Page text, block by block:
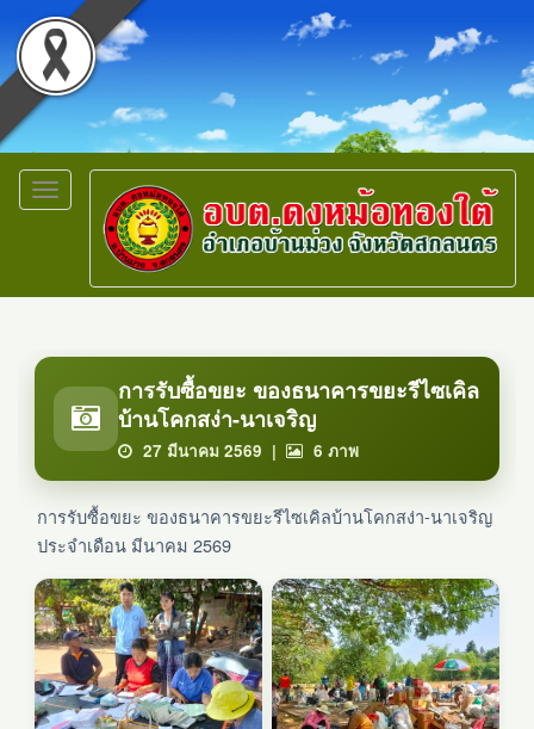
Toggle
navigation
การรับซื้อขยะ ของธนาคารขยะรีไซเคิล
บ้านโคกสง่า-นาเจริญ
27 มีนาคม 2569 | 6 ภาพ
การรับซื้อขยะ ของธนาคารขยะรีไซเคิลบ้านโคกสง่า-นาเจริญ
ประจำเดือน มีนาคม 2569